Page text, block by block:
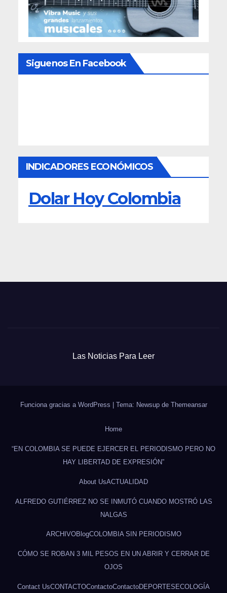
Siguenos En Facebook
INDICADORES ECONÓMICOS
Dolar Hoy Colombia
Las Noticias Para Leer
Funciona gracias a WordPress | Tema: Newsup de Themeansar
Home
“EN COLOMBIA SE PUEDE EJERCER EL PERIODISMO PERO NO
HAY LIBERTAD DE EXPRESIÓN”
About UsACTUALIDAD
ALFREDO GUTIÉRREZ NO SE INMUTÓ CUANDO MOSTRÓ LAS
NALGAS
ARCHIVOBlogCOLOMBIA SIN PERIODISMO
CÓMO SE ROBAN 3 MIL PESOS EN UN ABRIR Y CERRAR DE
OJOS
Contact UsCONTACTOContactoContactoDEPORTES ECOLOGÍA